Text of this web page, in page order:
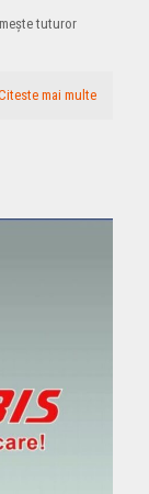
tuturor
mai multe